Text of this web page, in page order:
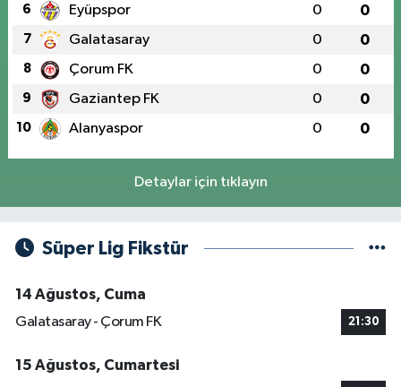
6 Eyüpspor 0 0
7 Galatasaray 0 0
8 Çorum FK 0 0
9 Gaziantep FK 0 0
10 Alanyaspor 0 0
Detaylar için tıklayın
Süper Lig Fikstür
14 Ağustos, Cuma
Galatasaray - Çorum FK
21:30
15 Ağustos, Cumartesi